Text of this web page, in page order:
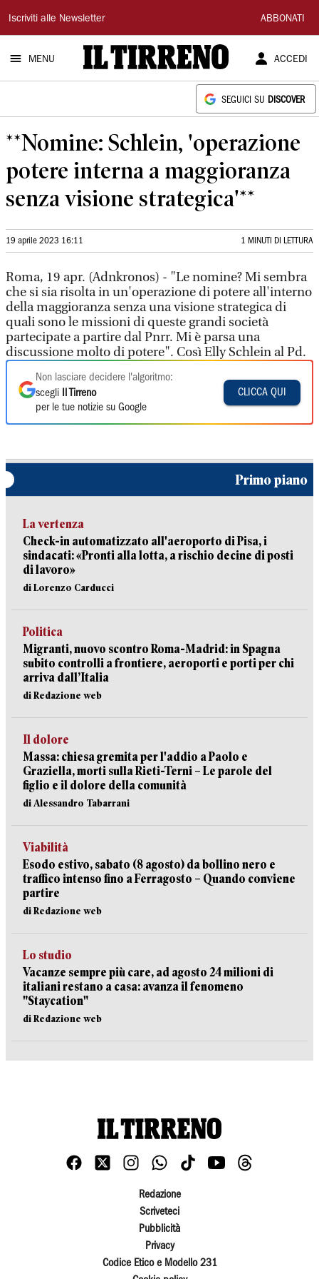
Il
Tirreno
Iscriviti alle Newsletter ABBONATI
MENU ACCEDI
SEGUICI SU DISCOVER
**Nomine: Schlein, 'operazione
potere interna a maggioranza
senza visione strategica'**
19 aprile 2023 16:11 1 MINUTI DI LETTURA
Roma, 19 apr. (Adnkronos) - "Le nomine? Mi sembra
che si sia risolta in un'operazione di potere all'interno
della maggioranza senza una visione strategica di
quali sono le missioni di queste grandi società
partecipate a partire dal Pnrr. Mi è parsa una
discussione molto di potere". Così Elly Schlein al Pd.
Non lasciare decidere l'algoritmo:
scegli
Il Tirreno
per le tue notizie su Google
CLICCA QUI
Primo piano
La vertenza
Check-in automatizzato all'aeroporto di Pisa, i
sindacati: «Pronti alla lotta, a rischio decine di posti
di lavoro»
di Lorenzo Carducci
Politica
Migranti, nuovo scontro Roma-Madrid: in Spagna
subito controlli a frontiere, aeroporti e porti per chi
arriva dall’Italia
di Redazione web
Il dolore
Massa: chiesa gremita per l'addio a Paolo e
Graziella, morti sulla Rieti-Terni – Le parole del
figlio e il dolore della comunità
di Alessandro Tabarrani
Viabilità
Esodo estivo, sabato (8 agosto) da bollino nero e
traffico intenso fino a Ferragosto – Quando conviene
partire
di Redazione web
Lo studio
Vacanze sempre più care, ad agosto 24 milioni di
italiani restano a casa: avanza il fenomeno
"Staycation"
di Redazione web
Redazione
Scriveteci
Pubblicità
Privacy
Codice Etico e Modello 231